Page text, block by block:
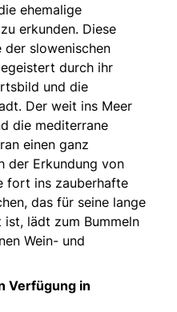
ehemalige
erkunden. Diese
slowenischen
durch ihr
und die
Der weit ins Meer
die mediterrane
einen ganz
der Erkundung von
fort ins zauberhafte
das für seine lange
lädt zum Bummeln
Wein- und
Verfügung in